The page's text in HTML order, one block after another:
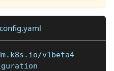
v1beta4